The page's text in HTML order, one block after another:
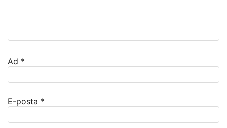
Ad *
E-posta *